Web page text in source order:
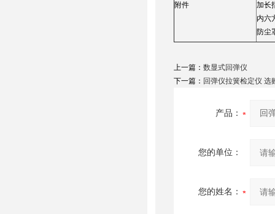
附件
加长
内六
防尘
上一篇： 数显式回弹仪
下一篇： 回弹仪拉簧检定仪 选
产品：
您的单位：
您的姓名：